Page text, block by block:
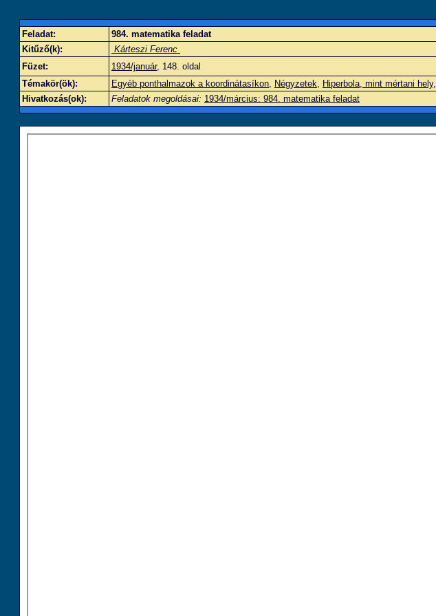
Feladat: 984. matematika feladat
Kitűző(k):
Kárteszi Ferenc
Füzet:
1934/január, 148. oldal
Témakör(ök):
Egyéb ponthalmazok a koordinátasíkon, Négyzetek, Hiperbola, mint mértani hely,
Hivatkozás(ok):
Feladatok megoldásai: 1934/március: 984. matematika feladat